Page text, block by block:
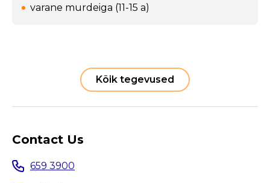
varane murdeiga (11-15 a)
Kõik tegevused
Contact Us
659 3900